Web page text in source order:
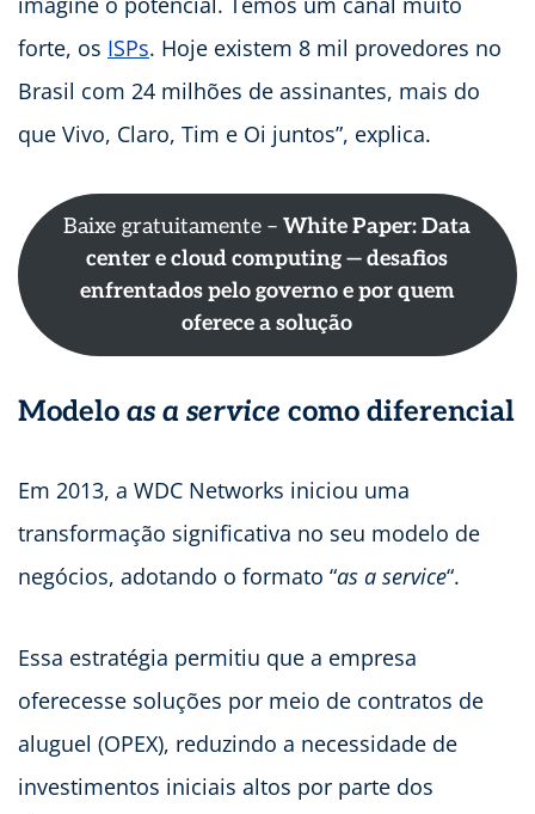
forte, os ISPs. Hoje existem 8 mil provedores no
Brasil com 24 milhões de assinantes, mais do
que Vivo, Claro, Tim e Oi juntos”, explica.
Baixe gratuitamente –White Paper: Data
center e cloud computing — desafios
enfrentados pelo governo e por quem
oferece a solução
Modelo as a service como diferencial
Em 2013, a WDC Networks iniciou uma
transformação significativa no seu modelo de
negócios, adotando o formato “as a service“.
Essa estratégia permitiu que a empresa
oferecesse soluções por meio de contratos de
aluguel (OPEX), reduzindo a necessidade de
investimentos iniciais altos por parte dos